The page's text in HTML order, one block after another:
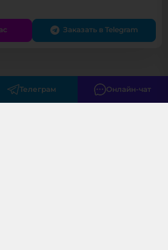
Заказать в Telegram
Телеграм Онлайн-чат